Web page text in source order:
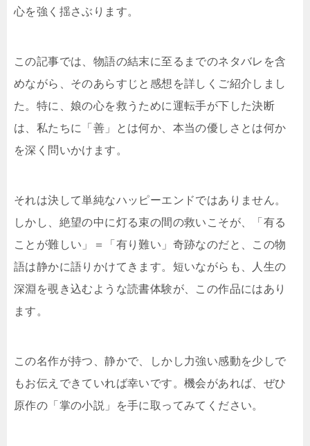
心を強く揺さぶります。
この記事では、物語の結末に至るまでのネタバレを含
めながら、そのあらすじと感想を詳しくご紹介しまし
た。特に、娘の心を救うために運転手が下した決断
は、私たちに「善」とは何か、本当の優しさとは何か
を深く問いかけます。
それは決して単純なハッピーエンドではありません。
しかし、絶望の中に灯る束の間の救いこそが、「有る
ことが難しい」＝「有り難い」奇跡なのだと、この物
語は静かに語りかけてきます。短いながらも、人生の
深淵を覗き込むような読書体験が、この作品にはあり
ます。
この名作が持つ、静かで、しかし力強い感動を少しで
もお伝えできていれば幸いです。機会があれば、ぜひ
原作の「掌の小説」を手に取ってみてください。